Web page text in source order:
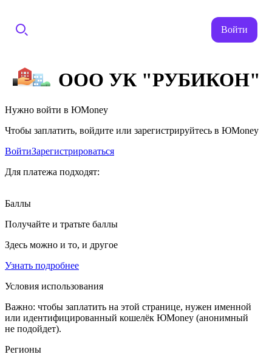
Войти
ООО УК "РУБИКОН"
Нужно войти в ЮMoney
Чтобы заплатить, войдите или зарегистрируйтесь в ЮMoney
ВойтиЗарегистрироваться
Для платежа подходят:
Баллы
Получайте и тратьте баллы
Здесь можно и то, и другое
Узнать подробнее
Условия использования
Важно: чтобы заплатить на этой странице, нужен именной
или идентифицированный кошелёк ЮMoney (анонимный
не подойдет).
Регионы